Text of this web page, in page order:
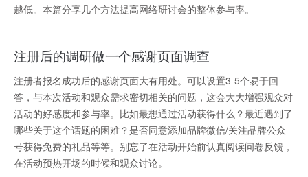
越低。本篇分享几个方法提高网络研讨会的整体参与率。
注册后的调研做一个感谢页面调查
注册者报名成功后的感谢页面大有用处。可以设置3-5个易于回
答，与本次活动和观众需求密切相关的问题，这会大大增强观众对
活动的好感度和参与率。比如最想通过活动获得什么？最近遇到了
哪些关于这个话题的困难？是否同意添加品牌微信/关注品牌公众
号获得免费的礼品等等。别忘了在活动开始前认真阅读问卷反馈，
在活动预热开场的时候和观众讨论。